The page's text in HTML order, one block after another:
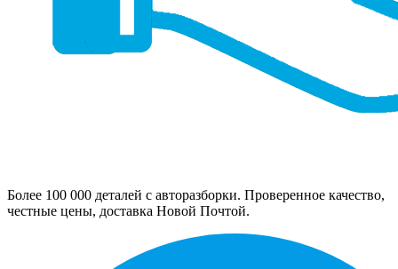
Более 100 000 деталей с авторазборки. Проверенное качество,
честные цены, доставка Новой Почтой.